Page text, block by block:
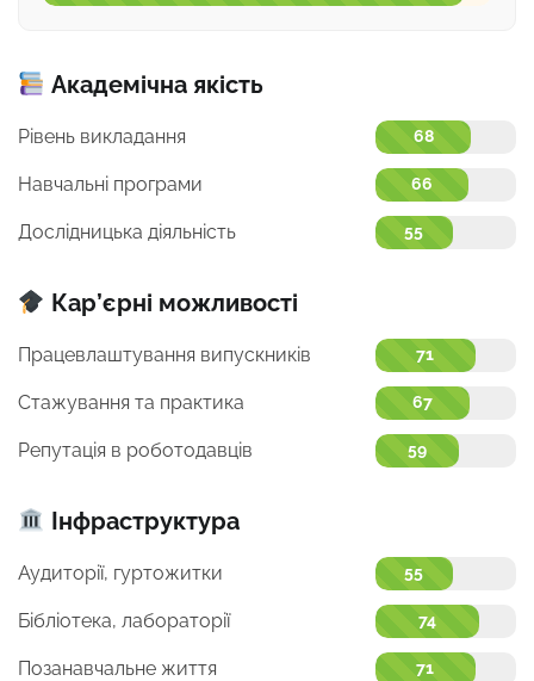
Академічна якість
Рівень викладання 68
Навчальні програми 66
Дослідницька діяльність 55
Кар’єрні можливості
Працевлаштування випускників 71
Стажування та практика 67
Репутація в роботодавців 59
Інфраструктура
Аудиторії, гуртожитки 55
Бібліотека, лабораторії 74
Позанавчальне життя 71